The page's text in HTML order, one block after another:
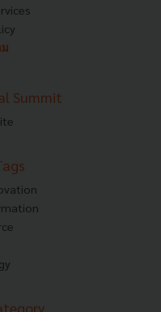
Summit